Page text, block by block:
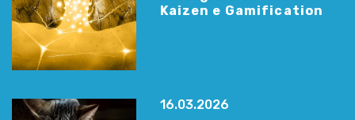
Kaizen e Gamification
16.03.2026